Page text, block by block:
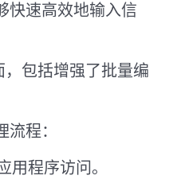
快速高效地输入信
包括增强了批量编
程：
程序访问。